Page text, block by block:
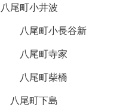
八尾町小井波
八尾町小長谷新
八尾町寺家
八尾町柴橋
八尾町下島